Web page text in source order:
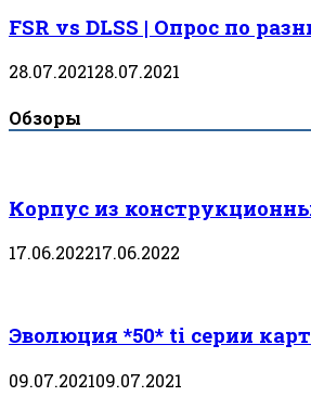
FSR vs DLSS | Опрос по
28.07.202128.07.2021
Обзоры
Корпус из
17.06.202217.06.2022
Эволюция *50* ti серии
09.07.202109.07.2021